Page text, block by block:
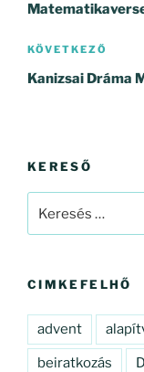
Következő
bejegyzés
KÖVETKEZŐ
Kanizsai Dráma
KERESŐ
CIMKEFELHŐ
advent
beiratkozás